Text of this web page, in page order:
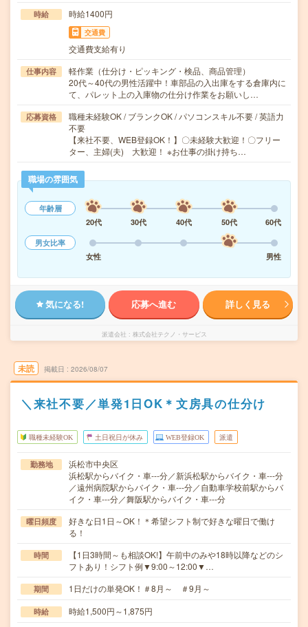
時給 時給1400円
交通費
交通費支給有り
仕事内容
軽作業（仕分け・ピッキング・検品、商品管理）
20代～40代の男性活躍中！車部品の入出庫をする倉庫内に
て、パレット上の入庫物の仕分け作業をお願いし…
応募資格
職種未経験OK / ブランクOK / パソコンスキル不要 / 英語力
不要
【来社不要、WEB登録OK！】〇未経験大歓迎！〇フリー
ター、主婦(夫) 大歓迎！ ※お仕事の掛け持ち…
職場の雰囲気
年齢層
20代
30代 40代 50代
60代
男女比率
女性
男性
気になる! 応募へ進む 詳しく見る
派遣会社 株式会社テクノ・サービス
未読 掲載日 2026/08/07
＼来社不要／単発1日OK＊文房具の仕分け
職種未経験OK 土日祝日が休み WEB登録OK 派遣
勤務地
浜松市中央区
浜松駅からバイク・車---分／新浜松駅からバイク・車---分
／遠州病院駅からバイク・車---分／自動車学校前駅からバ
イク・車---分／舞阪駅からバイク・車---分
曜日頻度
好きな日1日～OK！＊希望シフト制で好きな曜日で働け
る！
時間
【1日3時間～も相談OK!】午前中のみや18時以降などのシ
フトあり！シフト例▼9:00～12:00▼…
期間 1日だけの単発OK！＃8月～ ＃9月～
時給 時給1,500円～1,875円